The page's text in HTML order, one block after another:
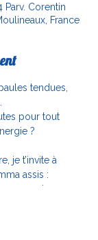
Parv. Corentin
France
tendues,
pour tout
?
je t’invite à
assis :
-un